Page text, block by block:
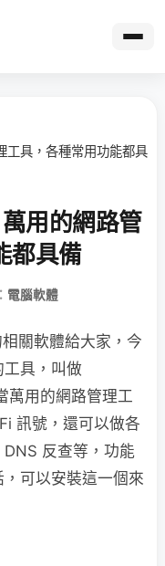
具，各種常用功能都具
用的網路管
都具備
電腦軟體
關軟體給大家，今
具，叫做
萬用的網路管理工
訊號，還可以做各
反查等，功能
可以安裝這一個來